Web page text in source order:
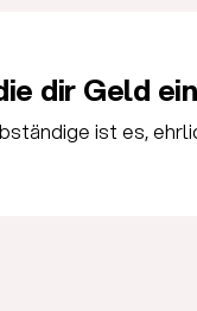
dir Geld
ist es,